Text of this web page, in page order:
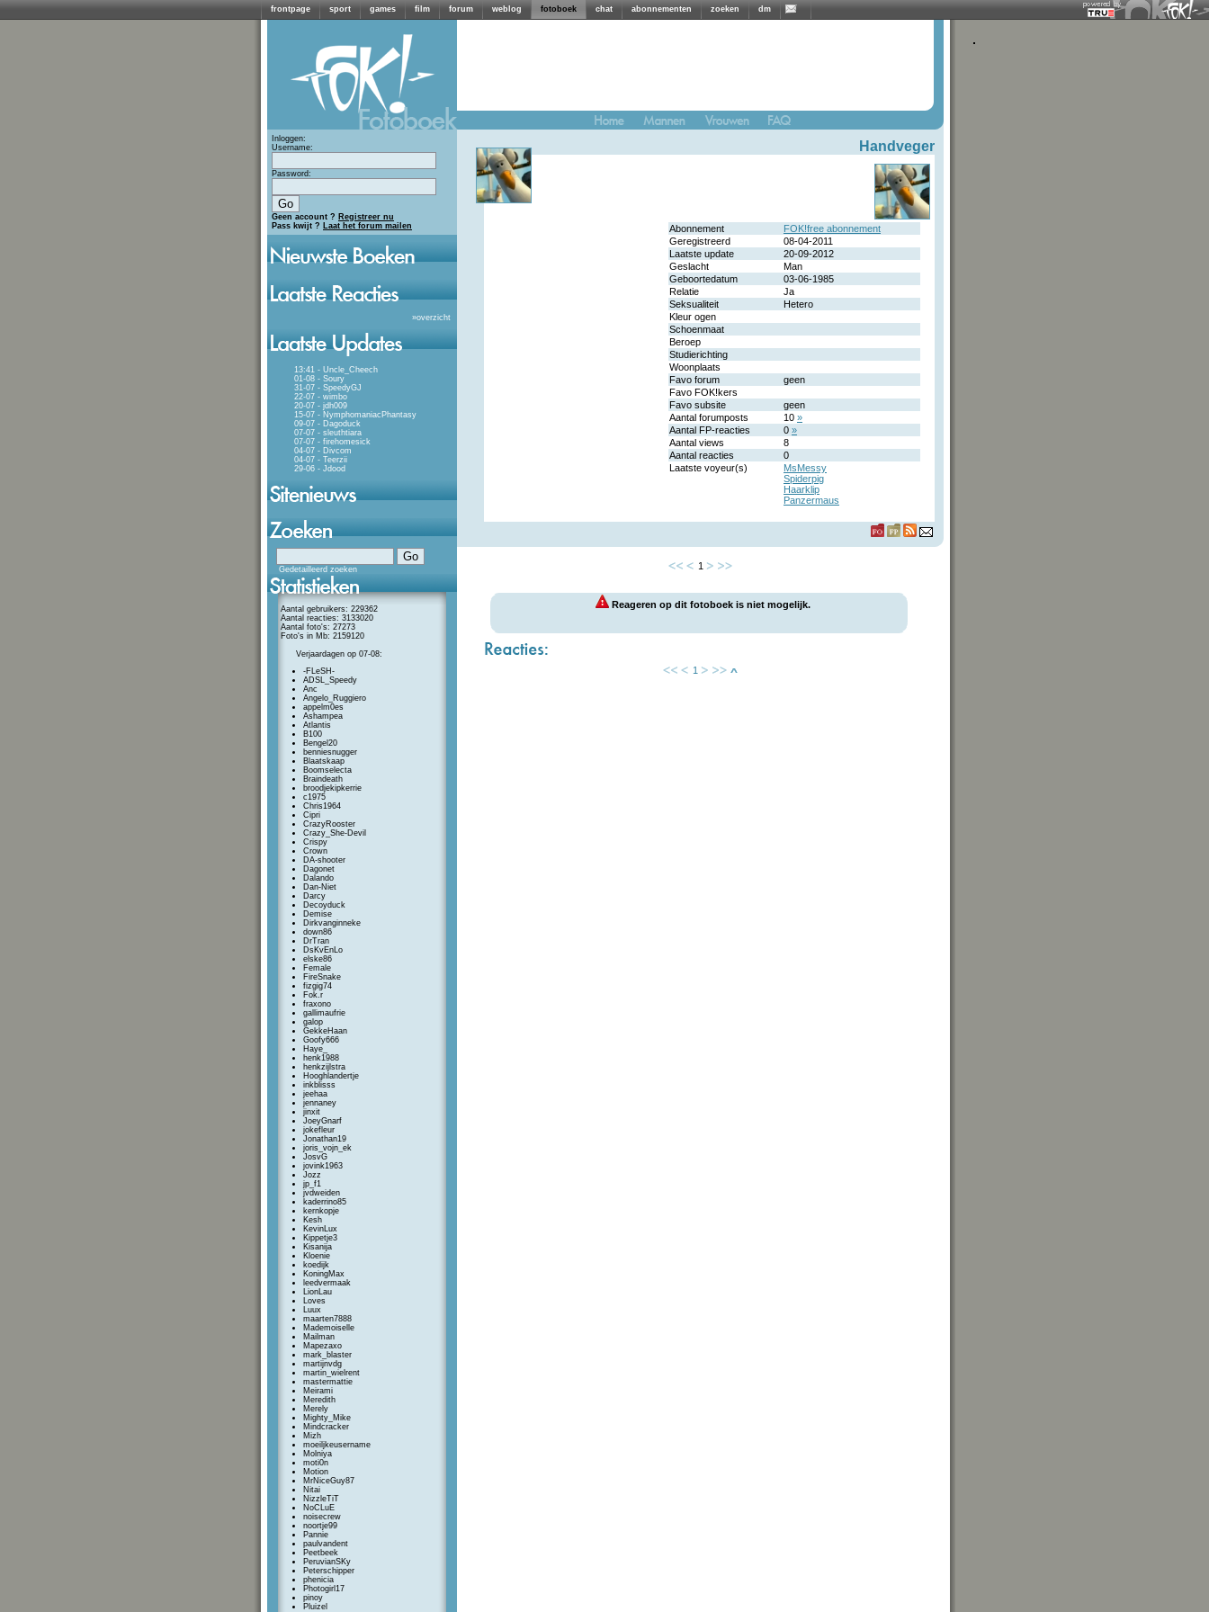
frontpage sport games film forum weblog fotoboek chat abonnementen zoeken dm
Inloggen:
Username:
Password:
Geen account ? Registreer nu
Pass kwijt ? Laat het forum mailen
»overzicht
13:41 - Uncle_Cheech
01-08 - Soury
31-07 - SpeedyGJ
22-07 - wimbo
20-07 - jdh009
15-07 - NymphomaniacPhantasy
09-07 - Dagoduck
07-07 - sleuthtiara
07-07 - firehomesick
04-07 - Divcom
04-07 - Teerzii
29-06 - Jdood
Gedetailleerd zoeken
Aantal gebruikers: 229362
Aantal reacties: 3133020
Aantal foto's: 27273
Foto's in Mb: 2159120
Verjaardagen op 07-08:
-FLeSH-
ADSL_Speedy
Anc
Angelo_Ruggiero
appelm0es
Ashampea
Atlantis
B100
Bengel20
benniesnugger
Blaatskaap
Boomselecta
Braindeath
broodjekipkerrie
c1975
Chris1964
Cipri
CrazyRooster
Crazy_She-Devil
Crispy
Crown
DA-shooter
Dagonet
Dalando
Dan-Niet
Darcy
Decoyduck
Demise
Dirkvanginneke
down86
DrTran
DsKvEnLo
elske86
Female
FireSnake
fizgig74
Fok.r
fraxono
gallimaufrie
galop
GekkeHaan
Goofy666
Haye_
henk1988
henkzijlstra
Hooghlandertje
inkblisss
jeehaa
jennaney
jinxit
JoeyGnarf
jokefleur
Jonathan19
joris_vojn_ek
JosvG
jovink1963
Jozz
jp_f1
jvdweiden
kaderrino85
kernkopje
Kesh
KevinLux
Kippetje3
Kisanija
Kloenie
koedijk
KoningMax
leedvermaak
LionLau
Loves
Luux
maarten7888
Mademoiselle
Mailman
Mapezaxo
mark_blaster
martijnvdg
martin_wielrent
mastermattie
Meirami
Meredith
Merely
Mighty_Mike
Mindcracker
Mizh
moeiljkeusername
Molniya
moti0n
Motion
MrNiceGuy87
Nitai
NizzleTiT
NoCLuE
noisecrew
noortje99
Pannie
paulvandent
Peetbeek
PeruvianSKy
Peterschipper
phenicia
Photogirl17
pinoy
Pluizel
Handveger
Abonnement
FOK!free abonnement
Geregistreerd
08-04-2011
Laatste update
20-09-2012
Geslacht
Man
Geboortedatum
03-06-1985
Relatie
Ja
Seksualiteit
Hetero
Kleur ogen
Schoenmaat
Beroep
Studierichting
Woonplaats
Favo forum
geen
Favo FOK!kers
Favo subsite
geen
Aantal forumposts
10 »
Aantal FP-reacties
0 »
Aantal views
8
Aantal reacties
0
Laatste voyeur(s)
MsMessy
Spiderpig
Haarklip
Panzermaus
1
Reageren op dit fotoboek is niet mogelijk.
1